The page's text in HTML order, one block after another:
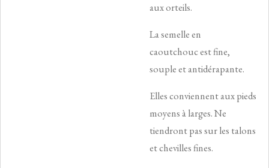
aux orteils.
La semelle en
caoutchouc est fine,
souple et antidérapante.
Elles conviennent aux pieds
moyens à larges. Ne
tiendront pas sur les talons
et chevilles fines.